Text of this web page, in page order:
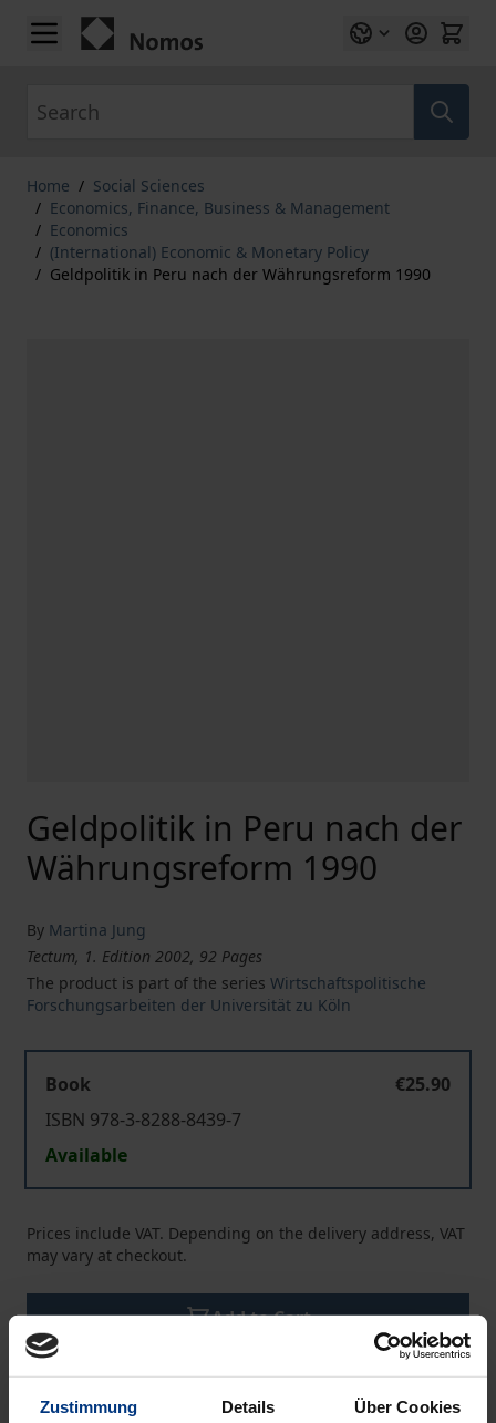
Zustimmung Details Über Cookies
Skip to Content
Home / Social Sciences
/ Economics, Finance, Business & Management
/ Economics
/ (International) Economic & Monetary Policy
/ Geldpolitik in Peru nach der Währungsreform 1990
Geldpolitik in Peru nach der
Währungsreform 1990
By Martina Jung
Tectum, 1. Edition 2002, 92 Pages
The product is part of the series Wirtschaftspolitische
Forschungsarbeiten der Universität zu Köln
Book
€25.90
ISBN 978-3-8288-8439-7
Available
Prices include VAT. Depending on the delivery address, VAT
may vary at checkout.
Add to Cart
Add to Wish List
Delivery cost notice